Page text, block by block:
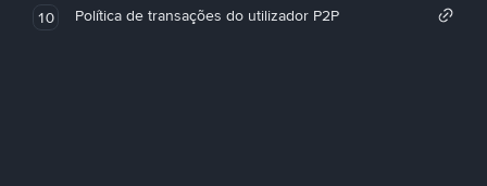
10 Política de transações do utilizador P2P